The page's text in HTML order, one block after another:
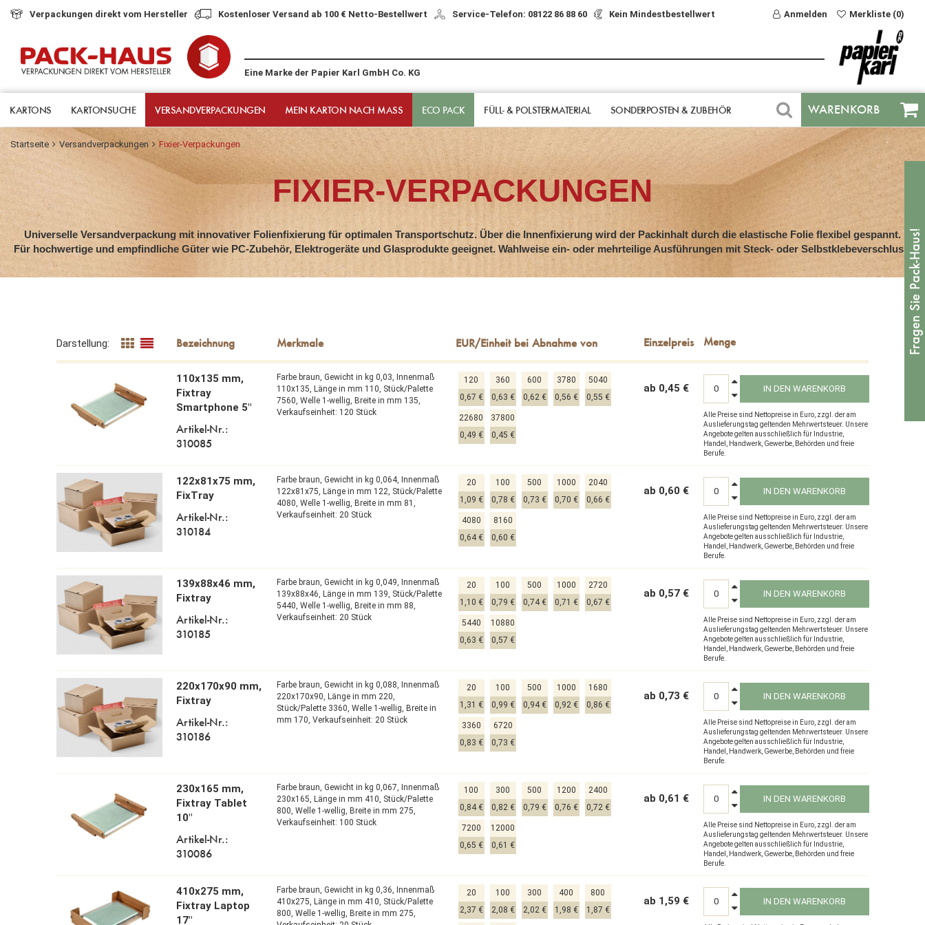
Verpackungen direkt vom Hersteller Kostenloser Versand ab 100 € Netto-Bestellwert Service-Telefon: 08122 86 88 60 Kein Mindestbestellwert Anmelden Merkliste (0)
Startseite Versandverpackungen Fixier-Verpackungen
Eine Marke der Papier Karl GmbH Co. KG
KARTONS KARTONSUCHE VERSANDVERPACKUNGEN MEIN KARTON NACH MASS ECO PACK FÜLL- & POLSTER­MATERIAL SONDERPOSTEN & ZUBEHÖR WARENKORB
FIXIER-VERPACKUNGEN
Universelle Versandverpackung mit innovativer Folienfixierung für optimalen Transportschutz. Über die Innenfixierung wird der Packinhalt durch die elastische Folie flexibel gespannt.
Für hochwertige und empfindliche Güter wie PC-Zubehör, Elektrogeräte und Glasprodukte geeignet. Wahlweise ein- oder mehrteilige Ausführungen mit Steck- oder Selbstklebeverschluss.
Darstellung:
110x135 mm,
Fixtray
Smartphone 5"
Artikel-Nr.:
310085
Farbe braun,Gewicht in kg 0,03,Innenmaß
110x135,Länge in mm 110, Stück/Palette
7560,Welle 1-wellig,Breite in mm 135,
Verkaufseinheit: 120 Stück
120
0,67 €
360
0,63 €
600
0,62 €
3780
0,56 €
5040
0,55 €
22680
0,49 €
37800
0,45 €
ab 0,45 € IN DEN WARENKORB
Alle Preise sind Nettopreise in Euro, zzgl. der am
Auslieferungstag geltenden Mehrwertsteuer. Unsere
Angebote gelten ausschließlich für Industrie,
Handel, Handwerk, Gewerbe, Behörden und freie
Berufe.
122x81x75 mm,
FixTray
Artikel-Nr.:
310184
Farbe braun,Gewicht in kg 0,064,Innenmaß
122x81x75,Länge in mm 122, Stück/Palette
4080,Welle 1-wellig,Breite in mm 81,
Verkaufseinheit: 20 Stück
20
1,09 €
100
0,78 €
500
0,73 €
1000
0,70 €
2040
0,66 €
4080
0,64 €
8160
0,60 €
ab 0,60 € IN DEN WARENKORB
Alle Preise sind Nettopreise in Euro, zzgl. der am
Auslieferungstag geltenden Mehrwertsteuer. Unsere
Angebote gelten ausschließlich für Industrie,
Handel, Handwerk, Gewerbe, Behörden und freie
Berufe.
139x88x46 mm,
Fixtray
Artikel-Nr.:
310185
Farbe braun,Gewicht in kg 0,049,Innenmaß
139x88x46,Länge in mm 139, Stück/Palette
5440,Welle 1-wellig,Breite in mm 88,
Verkaufseinheit: 20 Stück
20
1,10 €
100
0,79 €
500
0,74 €
1000
0,71 €
2720
0,67 €
5440
0,63 €
10880
0,57 €
ab 0,57 € IN DEN WARENKORB
Alle Preise sind Nettopreise in Euro, zzgl. der am
Auslieferungstag geltenden Mehrwertsteuer. Unsere
Angebote gelten ausschließlich für Industrie,
Handel, Handwerk, Gewerbe, Behörden und freie
Berufe.
220x170x90 mm,
Fixtray
Artikel-Nr.:
310186
Farbe braun,Gewicht in kg 0,088,Innenmaß
220x170x90,Länge in mm 220,
Stück/Palette 3360,Welle 1-wellig,Breite in
mm 170,Verkaufseinheit: 20 Stück
20
1,31 €
100
0,99 €
500
0,94 €
1000
0,92 €
1680
0,86 €
3360
0,83 €
6720
0,73 €
ab 0,73 € IN DEN WARENKORB
Alle Preise sind Nettopreise in Euro, zzgl. der am
Auslieferungstag geltenden Mehrwertsteuer. Unsere
Angebote gelten ausschließlich für Industrie,
Handel, Handwerk, Gewerbe, Behörden und freie
Berufe.
230x165 mm,
Fixtray Tablet
10"
Artikel-Nr.:
310086
Farbe braun,Gewicht in kg 0,067,Innenmaß
230x165,Länge in mm 410, Stück/Palette
800,Welle 1-wellig,Breite in mm 275,
Verkaufseinheit: 100 Stück
100
0,84 €
300
0,82 €
500
0,79 €
1200
0,76 €
2400
0,72 €
7200
0,65 €
12000
0,61 €
ab 0,61 € IN DEN WARENKORB
Alle Preise sind Nettopreise in Euro, zzgl. der am
Auslieferungstag geltenden Mehrwertsteuer. Unsere
Angebote gelten ausschließlich für Industrie,
Handel, Handwerk, Gewerbe, Behörden und freie
Berufe.
410x275 mm,
Fixtray Laptop
17"
Farbe braun,Gewicht in kg 0,36,Innenmaß
410x275,Länge in mm 410, Stück/Palette
800,Welle 1-wellig,Breite in mm 275,
20
2,37 €
100
2,08 €
300
2,02 €
400
1,98 €
800
1,87 €
ab 1,59 € IN DEN WARENKORB